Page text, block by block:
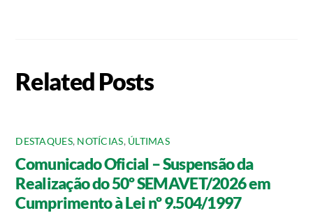
Related Posts
DESTAQUES, NOTÍCIAS, ÚLTIMAS
Comunicado Oficial – Suspensão da
Realização do 50º SEMAVET/2026 em
Cumprimento à Lei nº 9.504/1997